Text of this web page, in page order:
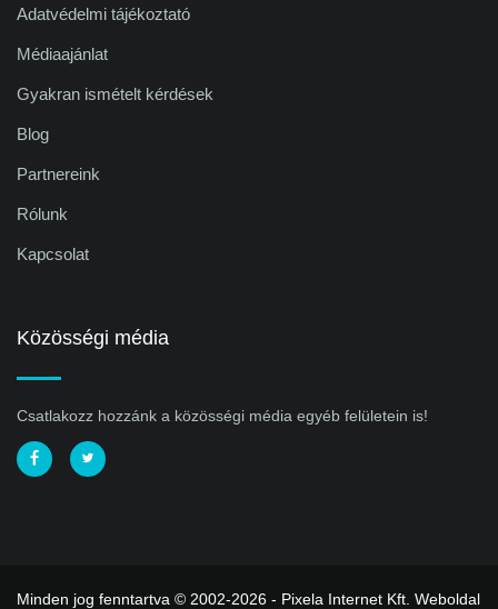
Adatvédelmi tájékoztató
Médiaajánlat
Gyakran ismételt kérdések
Blog
Partnereink
Rólunk
Kapcsolat
Közösségi média
Csatlakozz hozzánk a közösségi média egyéb felületein is!
Minden jog fenntartva © 2002-2026 - Pixela Internet Kft. Weboldal